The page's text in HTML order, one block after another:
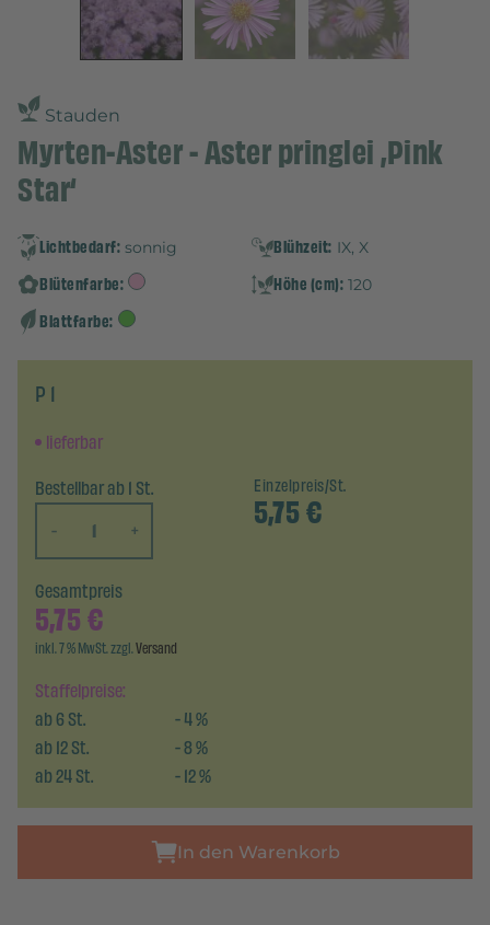
Stauden
Myrten-Aster - Aster pringlei ‚Pink
Star‘
Lichtbedarf: sonnig Blühzeit: IX, X
Blütenfarbe: Höhe (cm): 120
Blattfarbe:
P 1
lieferbar
Bestellbar ab 1 St.
-
+
Einzelpreis/St.
5,75€
Staffelpreise:
ab6St. -4%
ab12St. -8%
ab24St. -12%
Gesamtpreis
5,75€
inkl. 7 % MwSt. zzgl.Versand
In den Warenkorb